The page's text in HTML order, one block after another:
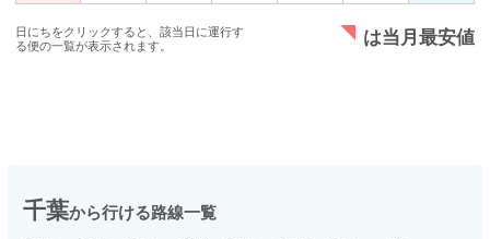
日にちをクリックすると、該当日に運行す
る便の一覧が表示されます。
は当月最安値
千葉から行ける路線一覧